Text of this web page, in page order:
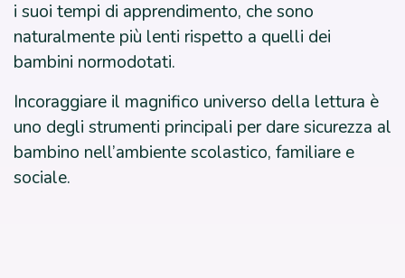
i suoi tempi di apprendimento, che sono
naturalmente più lenti rispetto a quelli dei
bambini normodotati.
Incoraggiare il magnifico universo della lettura è
uno degli strumenti principali per dare sicurezza al
bambino nell’ambiente scolastico, familiare e
sociale.